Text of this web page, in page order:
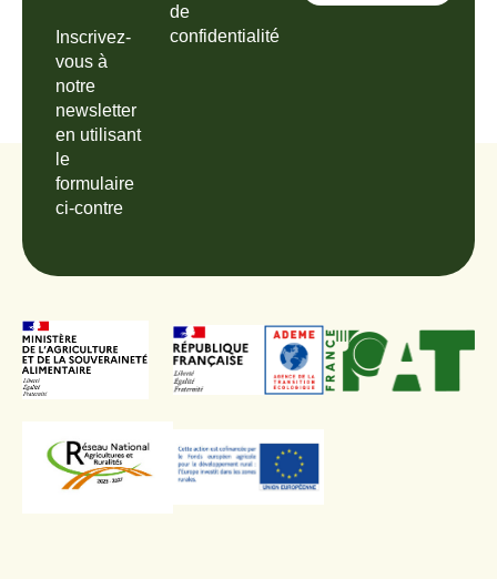
Inscrivez-
vous à
notre
newsletter
en utilisant
le
formulaire
ci-contre
de
confidentialité